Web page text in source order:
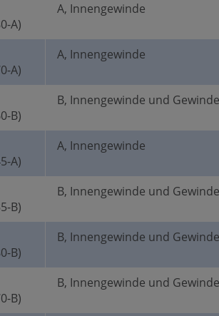
A)
A, Innengewinde
A)
A, Innengewinde
B)
B, Innengewinde und
A)
A, Innengewinde
B)
B, Innengewinde und
B)
B, Innengewinde und
B)
B, Innengewinde und